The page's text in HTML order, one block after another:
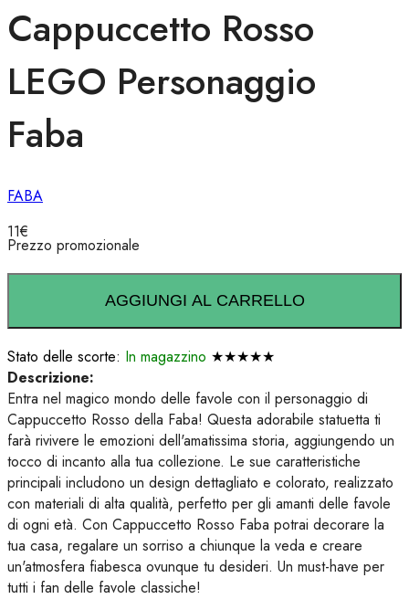
Cappuccetto Rosso
LEGO Personaggio
Faba
FABA
11€
Prezzo promozionale
AGGIUNGI AL CARRELLO
Stato delle scorte: In magazzino ★★★★★
Descrizione:
Entra nel magico mondo delle favole con il personaggio di
Cappuccetto Rosso della Faba! Questa adorabile statuetta ti
farà rivivere le emozioni dell'amatissima storia, aggiungendo un
tocco di incanto alla tua collezione. Le sue caratteristiche
principali includono un design dettagliato e colorato, realizzato
con materiali di alta qualità, perfetto per gli amanti delle favole
di ogni età. Con Cappuccetto Rosso Faba potrai decorare la
tua casa, regalare un sorriso a chiunque la veda e creare
un'atmosfera fiabesca ovunque tu desideri. Un must-have per
tutti i fan delle favole classiche!